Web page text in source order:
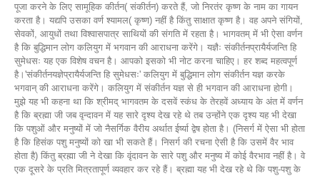
पूजा करने के लिए सामूहिक कीर्तन( संकीर्तन) करते हैं, जो निरतंर कृष्ण के नाम का गायन
करता है। यद्यपि उसका वर्ण श्यामल( कृष्ण) नहीं है किंतु साक्षात कृष्ण है। वह अपने संगियों,
सेवकों, आयुधों तथा विश्वासपात्र साथियों की संगति में रहता है। भागवतम् में भी ऐसा वर्णन
है कि बुद्धिमान लोग कलियुग में भगवान की आराधना करेंगे। यज्ञैः संकीर्तनप्रायैर्यजन्ति हि
सुमेधसः यह एक विशेष वचन है। आपको इसको भी नोट करना चाहिए। हर शब्द महत्वपूर्ण
है।'संकीर्तनयज्ञेप्रायैर्यजन्ति हि सुमेधसः' कलियुग में बुद्धिमान लोग संकीर्तन यज्ञ करके
भगवान् की आराधना करेंगे। कलियुग में संकीर्तन यज्ञ से ही भगवान की आराधना होगी।
मुझे यह भी कहना था कि श्रीमद् भागवतम के दसवें स्कंध के तेरहवें अध्याय के अंत में वर्णन
है कि ब्रह्मा जी जब वृन्दावन में यह सारे दृश्य देख रहे थे तब उन्होंने एक दृश्य यह भी देखा
कि पशुओं और मनुष्यों में जो नैसर्गिक वैरीय अर्थात ईर्ष्या द्वेष होता है। (निसर्ग में ऐसा भी होता
है कि हिसंक पशु मनुष्यों को खा भी सकते हैं। निसर्ग की रचना ऐसी है कि उसमें वैर भाव
होता है) किंतु ब्रह्मा जी ने देखा कि वृंदावन के सारे पशु और मनुष्य में कोई वैरभाव नहीं है। वे
एक दूसरे के प्रति मित्रतापूर्ण व्यवहार कर रहे हैं। ब्रह्मा यह भी देख रहे थे कि पशु-पशु के